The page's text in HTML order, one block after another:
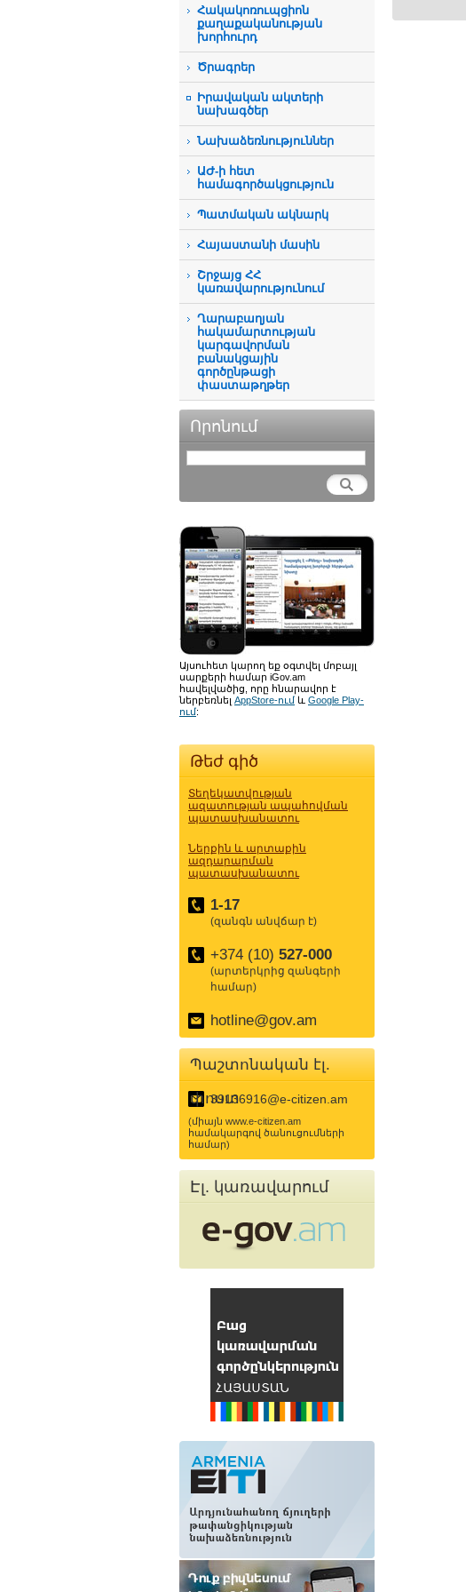
Հակակոռուպցիոն
քաղաքականության
խորհուրդ
Ծրագրեր
Իրավական ակտերի
նախագծեր
Նախաձեռնություններ
ԱԺ-ի հետ
համագործակցություն
Պատմական ակնարկ
Հայաստանի մասին
Շրջայց ՀՀ
կառավարությունում
Ղարաբաղյան
հակամարտության
կարգավորման
բանակցային
գործընթացի
փաստաթղթեր
Որոնում
Այսուհետ կարող եք օգտվել մոբայլ
սարքերի համար iGov.am
հավելվածից, որը հնարավոր է
ներբեռնել AppStore-ում և Google Play-
ում:
Թեժ գիծ
Տեղեկատվության
ազատության ապահովման
պատասխանատու
Ներքին և արտաքին
ազդարարման
պատասխանատու
1-17
(զանգն անվճար է)
+374 (10) 527-000
(արտերկրից զանգերի
համար)
hotline@gov.am
Պաշտոնական էլ.
փոստ
39136916@e-citizen.am
(միայն www.e-citizen.am
համակարգով ծանուցումների
համար)
Էլ. կառավարում